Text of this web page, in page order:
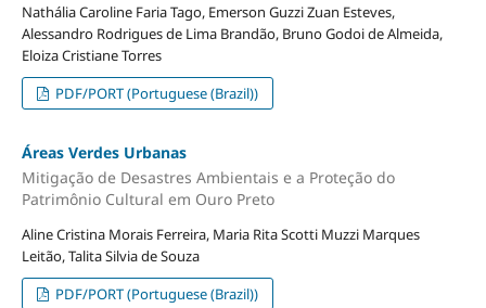
Nathália Caroline Faria Tago, Emerson Guzzi Zuan Esteves,
Alessandro Rodrigues de Lima Brandão, Bruno Godoi de Almeida,
Eloiza Cristiane Torres
PDF/PORT (Portuguese (Brazil))
Áreas Verdes Urbanas
Mitigação de Desastres Ambientais e a Proteção do
Patrimônio Cultural em Ouro Preto
Aline Cristina Morais Ferreira, Maria Rita Scotti Muzzi Marques
Leitão, Talita Silvia de Souza
PDF/PORT (Portuguese (Brazil))